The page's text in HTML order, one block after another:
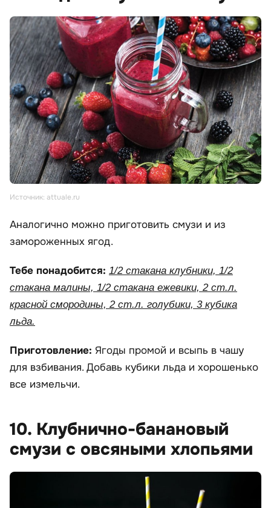
Источник: attuale.ru
Аналогично можно приготовить смузи и из
замороженных ягод.
Тебе понадобится: 1/2 стакана клубники, 1/2
стакана малины, 1/2 стакана ежевики, 2 ст.л.
красной смородины, 2 ст.л. голубики, 3 кубика
льда.
Приготовление: Ягоды промой и всыпь в чашу
для взбивания. Добавь кубики льда и хорошенько
все измельчи.
10. Клубнично-банановый
смузи с овсяными хлопьями